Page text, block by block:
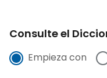
Consulte el
Empieza con